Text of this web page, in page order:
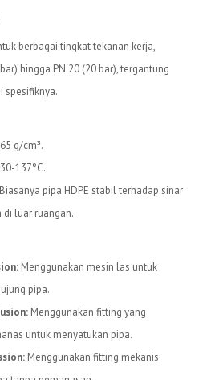
berbagai tingkat tekanan kerja,
hingga PN 20 (20 bar), tergantung
spesifiknya.
g/cm³.
137°C.
Biasanya pipa HDPE stabil terhadap sinar
di luar ruangan.
Menggunakan mesin las untuk
pipa.
Menggunakan fitting yang
untuk menyatukan pipa.
Menggunakan fitting mekanis